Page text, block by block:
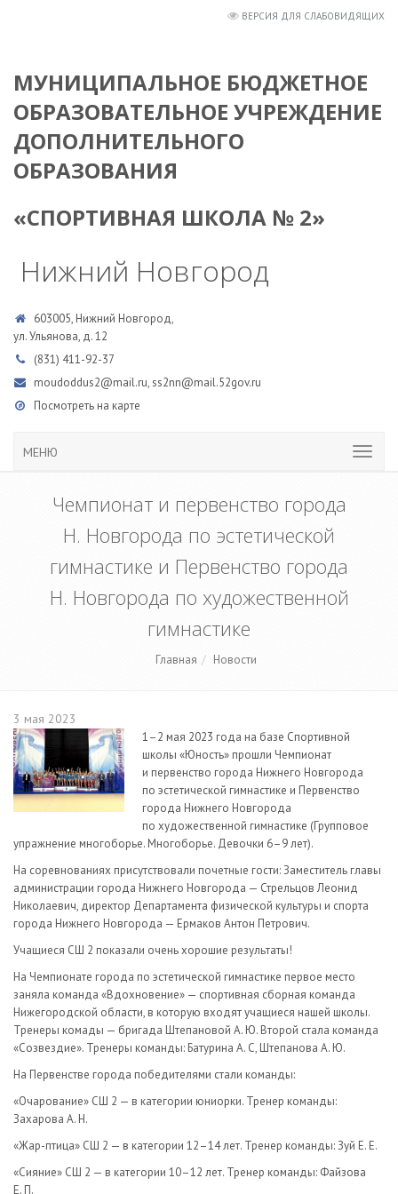
ВЕРСИЯ ДЛЯ СЛАБОВИДЯЩИХ
МУНИЦИПАЛЬНОЕ БЮДЖЕТНОЕ
ОБРАЗОВАТЕЛЬНОЕ УЧРЕЖДЕНИЕ
ДОПОЛНИТЕЛЬНОГО
ОБРАЗОВАНИЯ
«СПОРТИВНАЯ ШКОЛА № 2»
Нижний Новгород
603005, Нижний Новгород,
ул. Ульянова, д. 12
(831) 411-92-37
moudoddus2@mail.ru, ss2nn@mail.52gov.ru
Посмотреть на карте
МЕНЮ
Чемпионат и первенство города
Н. Новгорода по эстетической
гимнастике и Первенство города
Н. Новгорода по художественной
гимнастике
Главная Новости
3 мая 2023
1–2 мая 2023 года на базе Спортивной
школы «Юность» прошли Чемпионат
и первенство города Нижнего Новгорода
по эстетической гимнастике и Первенство
города Нижнего Новгорода
по художественной гимнастике (Групповое
упражнение многоборье. Многоборье. Девочки 6–9 лет).
На соревнованиях присутствовали почетные гости: Заместитель главы
администрации города Нижнего Новгорода — Стрельцов Леонид
Николаевич, директор Департамента физической культуры и спорта
города Нижнего Новгорода — Ермаков Антон Петрович.
Учащиеся СШ 2 показали очень хорошие результаты!
На Чемпионате города по эстетической гимнастике первое место
заняла команда «Вдохновение» — спортивная сборная команда
Нижегородской области, в которую входят учащиеся нашей школы.
Тренеры комады — бригада Штепановой А. Ю. Второй стала команда
«Созвездие». Тренеры команды: Батурина А. С, Штепанова А. Ю.
На Первенстве города победителями стали команды:
«Очарование» СШ 2 — в категории юниорки. Тренер команды:
Захарова А. Н.
«Жар-птица» СШ 2 — в категории 12–14 лет. Тренер команды: Зуй Е. Е.
«Сияние» СШ 2 — в категории 10–12 лет. Тренер команды: Файзова
Е. П.